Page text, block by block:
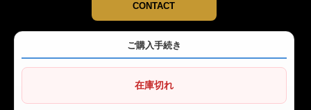
CONTACT
ご購入手続き
在庫切れ